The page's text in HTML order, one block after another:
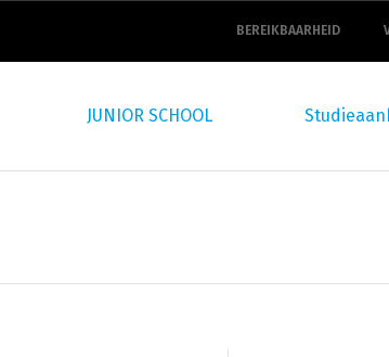
navigation
BEREIKBAARHEID
JUNIOR SCHOOL